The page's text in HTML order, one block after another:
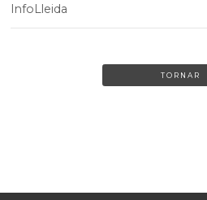
InfoLleida
TORNAR